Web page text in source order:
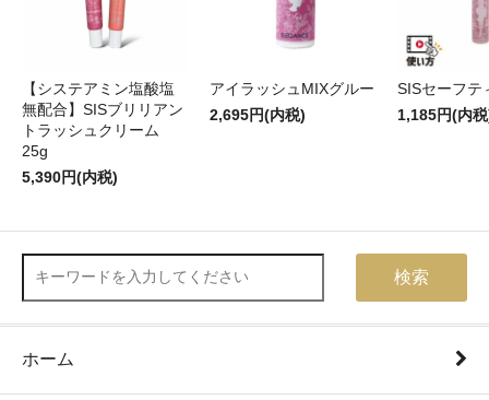
【システアミン塩酸塩
無配合】SISブリリアン
トラッシュクリーム
25g
5,390円(内税)
アイラッシュMIXグルー
2,695円(内税)
SISセーフテ
1,185円(内
検索
ホーム